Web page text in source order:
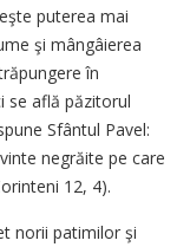
puterea mai
şi mângâierea
în
se află păzitorul
Sfântul Pavel:
negrăite pe care
12, 4).
norii patimilor şi